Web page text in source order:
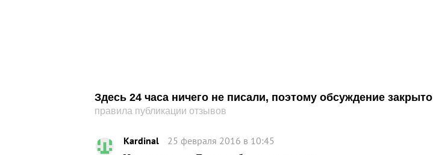
Здесь 24 часа ничего не писали, поэтому обсуждение закрыто
правила публикации отзывов
Kardinal 25 февраля 2016 в 10:45